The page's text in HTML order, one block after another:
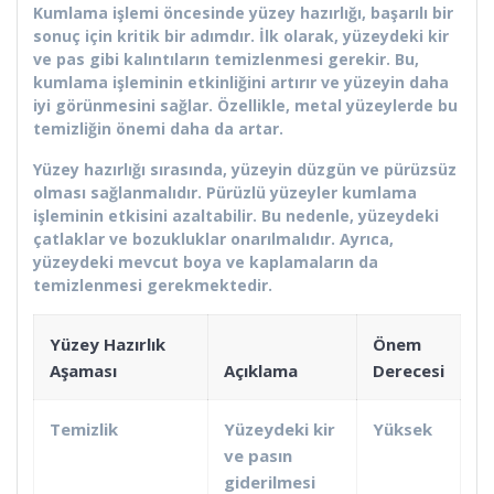
Kumlama işlemi öncesinde yüzey hazırlığı, başarılı bir
sonuç için kritik bir adımdır. İlk olarak, yüzeydeki kir
ve pas gibi kalıntıların temizlenmesi gerekir. Bu,
kumlama işleminin etkinliğini artırır ve yüzeyin daha
iyi görünmesini sağlar. Özellikle, metal yüzeylerde bu
temizliğin önemi daha da artar.
Yüzey hazırlığı sırasında, yüzeyin düzgün ve pürüzsüz
olması sağlanmalıdır. Pürüzlü yüzeyler kumlama
işleminin etkisini azaltabilir. Bu nedenle, yüzeydeki
çatlaklar ve bozukluklar onarılmalıdır. Ayrıca,
yüzeydeki mevcut boya ve kaplamaların da
temizlenmesi gerekmektedir.
Yüzey Hazırlık
Aşaması
Açıklama
Önem
Derecesi
Temizlik
Yüzeydeki kir
ve pasın
giderilmesi
Yüksek